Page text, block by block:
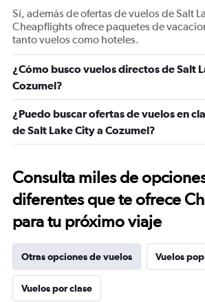
Sí, además de ofertas de vuelos de Salt
Cheapflights ofrece paquetes de
tanto vuelos como hoteles.
¿Cómo busco vuelos directos de Salt
Cozumel?
¿Puedo buscar ofertas de vuelos en
de Salt Lake City a Cozumel?
Consulta miles de
diferentes que te ofrece
para tu próximo viaje
Otras opciones de vuelos Vuelos
Vuelos por clase